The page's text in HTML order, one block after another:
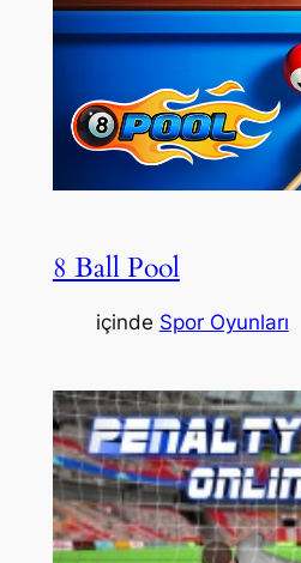
8 Ball Pool
içinde Spor Oyunları